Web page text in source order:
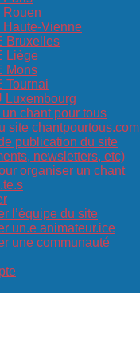
Rouen
Haute-Vienne
Bruxelles
Liège
Mons
Tournai
Luxembourg
chant pour tous
site chantpourtous.com
publication du site
newsletters, etc)
organiser un chant
l’équipe du site
un.e animateur.ice
une communauté